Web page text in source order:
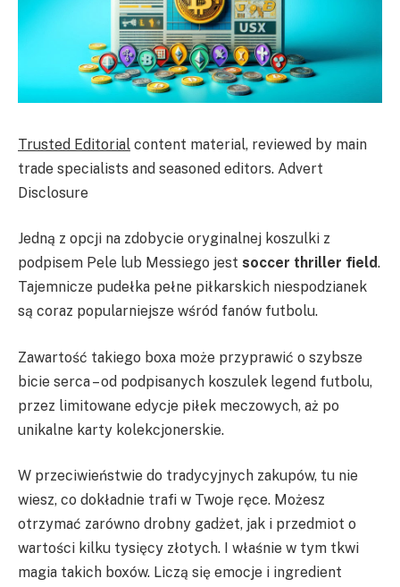
Trusted Editorial content material, reviewed by main
trade specialists and seasoned editors. Advert
Disclosure
Jedną z opcji na zdobycie oryginalnej koszulki z
podpisem Pele lub Messiego jest soccer thriller field.
Tajemnicze pudełka pełne piłkarskich niespodzianek
są coraz popularniejsze wśród fanów futbolu.
Zawartość takiego boxa może przyprawić o szybsze
bicie serca – od podpisanych koszulek legend futbolu,
przez limitowane edycje piłek meczowych, aż po
unikalne karty kolekcjonerskie.
W przeciwieństwie do tradycyjnych zakupów, tu nie
wiesz, co dokładnie trafi w Twoje ręce. Możesz
otrzymać zarówno drobny gadżet, jak i przedmiot o
wartości kilku tysięcy złotych. I właśnie w tym tkwi
magia takich boxów. Liczą się emocje i ingredient